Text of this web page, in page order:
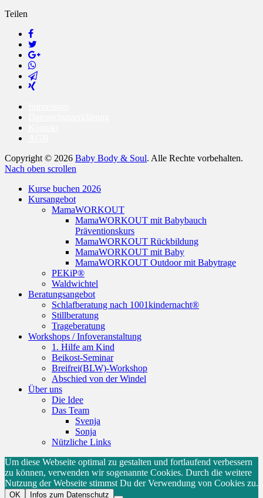
Teilen
Copyright © 2026 Baby Body & Soul. Alle Rechte vorbehalten.
Nach oben scrollen
Kurse buchen 2026
Kursangebot
MamaWORKOUT
MamaWORKOUT mit Babybauch
Präventionskurs
MamaWORKOUT Rückbildung
MamaWORKOUT mit Baby
MamaWORKOUT Outdoor mit Babytrage
PEKiP®
Waldwichtel
Beratungsangebot
Schlafberatung nach 1001kindernacht®
Stillberatung
Trageberatung
Workshops / Infoveranstaltung
1. Hilfe am Kind
Beikost-Seminar
Breifrei(BLW)-Workshop
Abschied von der Windel
Über uns
Die Idee
Das Team
Svenja
Sonja
Nützliche Links
Um diese Webseite optimal zu gestalten und fortlaufend verbessern
zu können, verwenden wir sogenannte Cookies. Durch die weitere
Nutzung der Webseite stimmst Du der Verwendung von Cookies zu.
OK Infos zum Datenschutz